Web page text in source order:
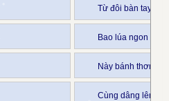
Từ đôi bàn tay
Bao lúa ngon tươi
Này bánh thơm
Cùng dâng lên